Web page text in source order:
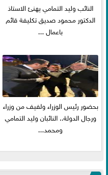
النائب وليد التمامي يهنئ الاستاذ
الدكتور محمود صديق تكليفة قائم
باعمال ...
بحضور رئيس الوزراء ولفيف من وزراء
ورجال الدولة.. النائبان وليد التمامي
ومحمد...